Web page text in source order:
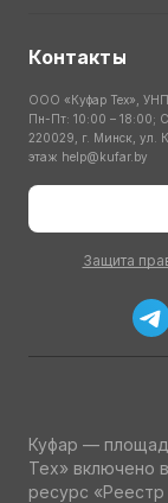
Контакты
ООО «Куфар Тех», УНП
Пн-Пт: 10:00 – 18:00;
220029, г. Минск, ул.
этаж help@kufar.by
Защита
Куфар —
Тех» включено
ресурс